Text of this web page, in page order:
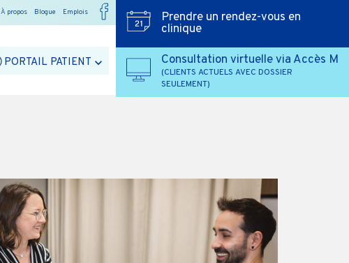
À propos Blogue Emplois
PORTAIL PATIENT
Prendre un rendez-vous en
clinique
Consultation virtuelle via Accès M
(CLIENTS ACTUELS AVEC DOSSIER
SEULEMENT)